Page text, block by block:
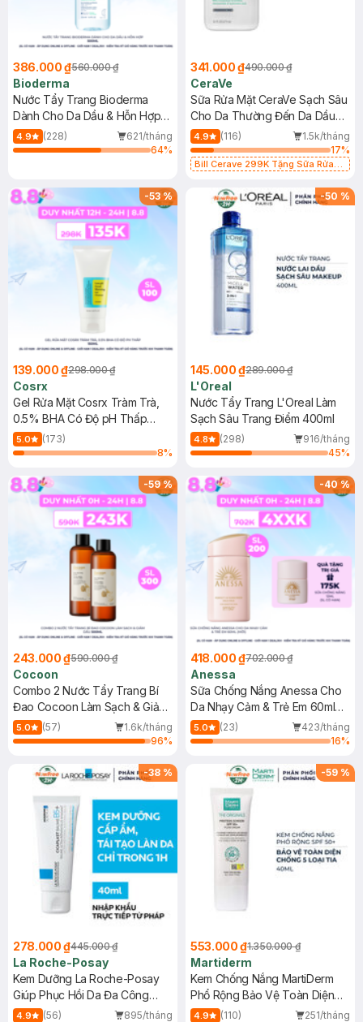
386.000 ₫560.000 ₫
Bioderma
Nước Tẩy Trang Bioderma
Dành Cho Da Dầu & Hỗn Hợp
500ml
4.9 (228)
621/tháng
64%
341.000 ₫490.000 ₫
CeraVe
Sữa Rửa Mặt CeraVe Sạch Sâu
Cho Da Thường Đến Da Dầu
473ml
4.9 (116)
1.5k/tháng
17%
Bill Cerave 299K Tặng Sữa Rửa
-53%
139.000 ₫298.000 ₫
Cosrx
Gel Rửa Mặt Cosrx Tràm Trà,
0.5% BHA Có Độ pH Thấp
150ml
5.0
(173)
8%
-50 %
145.000 ₫289.000 ₫
L'Oreal
Nước Tẩy Trang L'Oreal Làm
Sạch Sâu Trang Điểm 400ml
4.8 (298)
916/tháng
45%
-59%
243.000 ₫590.000 ₫
Cocoon
Combo 2 Nước Tẩy Trang Bí
Đao Cocoon Làm Sạch & Giảm
Dầu 500ml
5.0 (57)
1.6k/tháng
96%
-40%
418.000 ₫702.000 ₫
Anessa
Sữa Chống Nắng Anessa Cho
Da Nhạy Cảm & Trẻ Em 60ml
(Mới)
5.0 (23)
423/tháng
16%
-38 %
278.000 ₫445.000 ₫
La Roche-Posay
Kem Dưỡng La Roche-Posay
Giúp Phục Hồi Da Đa Công
Dụng 40ml
4.9 (56)
895/tháng
-59 %
553.000 ₫1.350.000 ₫
Martiderm
Kem Chống Nắng MartiDerm
Phổ Rộng Bảo Vệ Toàn Diện
40ml
4.9 (110)
251/tháng